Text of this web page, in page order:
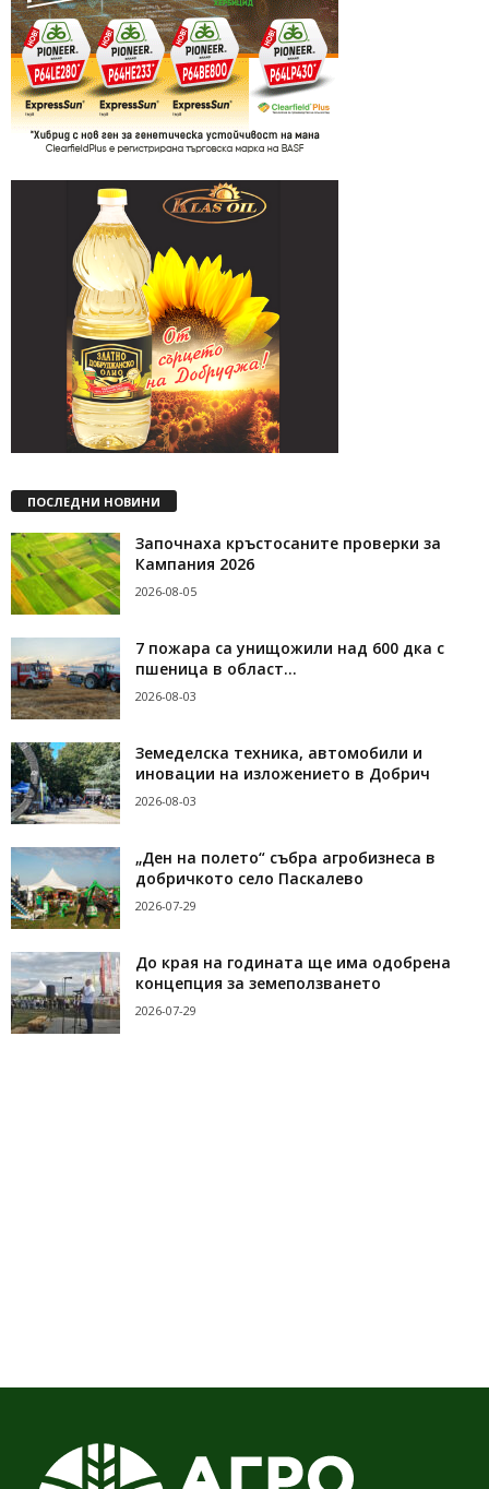
ПОСЛЕДНИ НОВИНИ
Започнаха кръстосаните проверки за
Кампания 2026
2026-08-05
7 пожара са унищожили над 600 дка с
пшеница в област...
2026-08-03
Земеделска техника, автомобили и
иновации на изложението в Добрич
2026-08-03
„Ден на полето“ събра агробизнеса в
добричкото село Паскалево
2026-07-29
До края на годината ще има одобрена
концепция за земеползването
2026-07-29